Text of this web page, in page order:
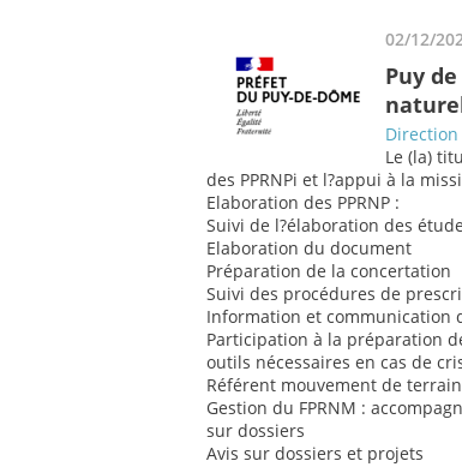
02/12/
Puy
Le (la)
des PPRNPi et l?appui à la
Elaboration des PPRNP :
Suivi de l?élaboration des
Elaboration du document
Préparation de la concertation
Suivi des procédures de
Information et communication
Participation à la préparation
outils nécessaires en cas de
Référent mouvement de
Gestion du FPRNM :
sur dossiers
Avis sur dossiers et projets